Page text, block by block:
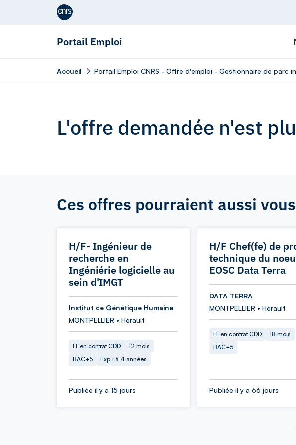
Aller au contenu
Portail Emploi
Accueil Portail Emploi CNRS - Offre d'emploi - Gestionnaire de parc
L'offre demandée n'est
Ces offres pourraient aussi
H/F- Ingénieur de
recherche en
Ingéniérie logicielle au
sein d'IMGT
Institut de Génétique Humaine
MONTPELLIER • Hérault
IT en contrat CDD
12 mois
BAC+5
Exp 1 à 4 années
Publiée il y a 15 jours
H/F Chef(fe) de
technique du
EOSC Data Terra
DATA TERRA
MONTPELLIER • Hérault
IT en contrat CDD
18 mois
BAC+5
Publiée il y a 66 jours